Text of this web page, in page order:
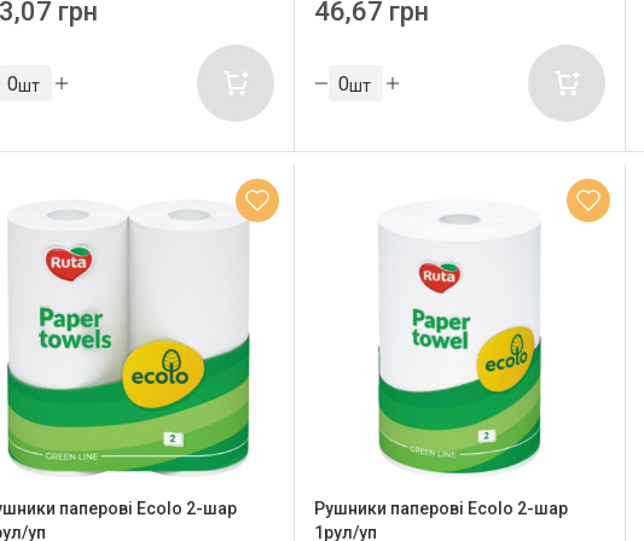
грн
шт
46,67 грн
шт
паперові Ecolo 2-шар
уп
Рушники паперові Ecolo 2-шар
1рул/уп